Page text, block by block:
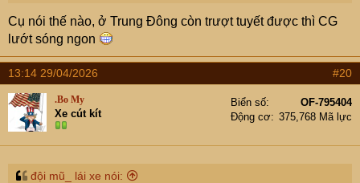
Còn cụ dự thì thích 20 năm hay 50 năm nó là việc của cụ
, mà sao k dự luôn 100 năm đi cho nó rộng rãi. 100
năm nữa biển CG với VT cũng lướt sóng được đếch đâu.
Cụ nói thế nào, ở Trung Đông còn trượt tuyết được thì CG
lướt sóng ngon
13:14 29/04/2026 #20
.Bo My
Xe cút kít
Biển số
OF-795404
Động cơ
375,768 Mã lực
đội mũ_ lái xe nói: